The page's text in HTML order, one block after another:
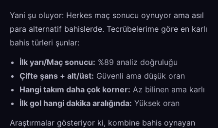
Yani şu oluyor: Herkes maç sonucu oynuyor ama asıl
para alternatif bahislerde. Tecrübelerime göre en karlı
bahis türleri şunlar:
İlk yarı/Maç sonucu: %89 analiz doğruluğu
Çifte şans + alt/üst: Güvenli ama düşük oran
Hangi takım daha çok korner: Az bilinen ama karlı
İlk gol hangi dakika aralığında: Yüksek oran
Araştırmalar gösteriyor ki, kombine bahis oynayan